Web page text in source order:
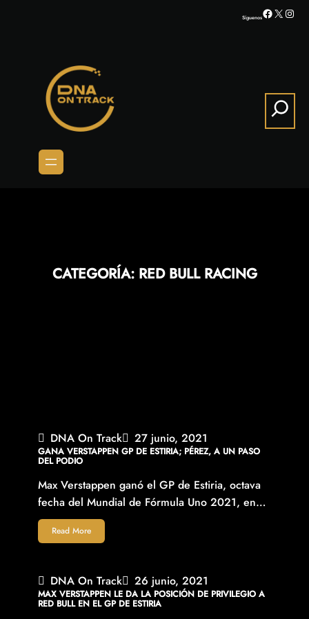
SíguenosFacebook
X
Search
CATEGORÍA: RED BULL RACING
DNA On Track 27 junio, 2021
GANA VERSTAPPEN GP DE ESTIRIA; PÉREZ, A UN PASO
DEL PODIO
Max Verstappen ganó el GP de Estiria, octava
fecha del Mundial de Fórmula Uno 2021, en…
Read More
DNA On Track 26 junio, 2021
MAX VERSTAPPEN LE DA LA POSICIÓN DE PRIVILEGIO A
RED BULL EN EL GP DE ESTIRIA